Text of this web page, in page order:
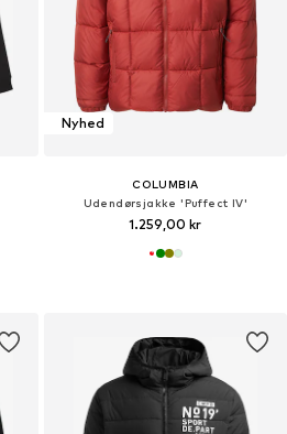
Nyhed
COLUMBIA
Udendørsjakke 'Puffect IV'
1.259,00 kr